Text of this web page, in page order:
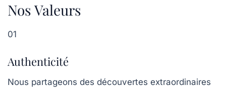
Nos Valeurs
01
Authenticité
Nous partageons des découvertes extraordinaires